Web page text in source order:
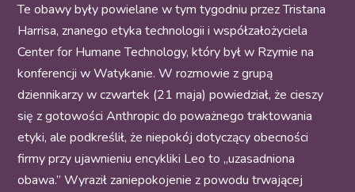
Te obawy były powielane w tym tygodniu przez Tristana
Harrisa, znanego etyka technologii i współzałożyciela
Center for Humane Technology, który był w Rzymie na
konferencji w Watykanie. W rozmowie z grupą
dziennikarzy w czwartek (21 maja) powiedział, że cieszy
się z gotowości Anthropic do poważnego traktowania
etyki, ale podkreślił, że niepokój dotyczący obecności
firmy przy ujawnieniu encykliki Leo to „uzasadniona
obawa.” Wyraził zaniepokojenie z powodu trwającej